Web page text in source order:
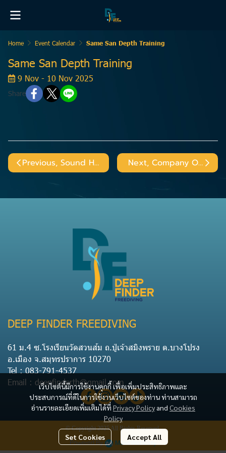
Home Event Calendar Same San Depth Training
Same San Depth Training
9 Nov - 10 Nov 2025
Share
Previous, Sound Healing @Satit YogaNext, Company Outing
เว็บไซต์นี้มีการใช้งานคุกกี้ เพื่อเพิ่มประสิทธิภาพและ
ประสบการณ์ที่ดีในการใช้งานเว็บไซต์ของท่าน ท่านสามารถ
อ่านรายละเอียดเพิ่มเติมได้ที่ Privacy Policy and Cookies
Policy
Set Cookies Accept All
DEEP FINDER FREEDIVING
61 ม.4 ซ.โรงเรียนวัดสวนส้ม ถ.ปู่เจ้าสมิงพราย ต.บางโปรง
อ.เมือง จ.สมุทรปราการ 10270
Tel : 083-791-4537
Email : deepfinderth@gmail.com
© Copyright 2025 All Rights Reserved.
Powered By MakeWebEasy